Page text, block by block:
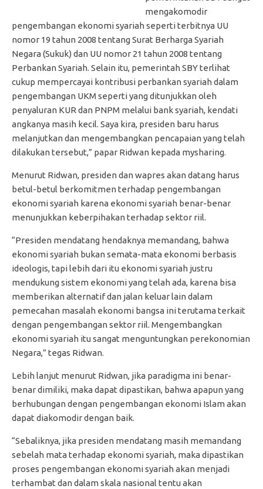
mengakomodir
pengembangan ekonomi syariah seperti terbitnya UU
nomor 19 tahun 2008 tentang Surat Berharga Syariah
Negara (Sukuk) dan UU nomor 21 tahun 2008 tentang
Perbankan Syariah. Selain itu, pemerintah SBY terlihat
cukup mempercayai kontribusi perbankan syariah dalam
pengembangan UKM seperti yang ditunjukkan oleh
penyaluran KUR dan PNPM melalui bank syariah, kendati
angkanya masih kecil. Saya kira, presiden baru harus
melanjutkan dan mengembangkan pencapaian yang telah
dilakukan tersebut,” papar Ridwan kepada mysharing.
Menurut Ridwan, presiden dan wapres akan datang harus
betul-betul berkomitmen terhadap pengembangan
ekonomi syariah karena ekonomi syariah benar-benar
menunjukkan keberpihakan terhadap sektor riil.
“Presiden mendatang hendaknya memandang, bahwa
ekonomi syariah bukan semata-mata ekonomi berbasis
ideologis, tapi lebih dari itu ekonomi syariah justru
mendukung sistem ekonomi yang telah ada, karena bisa
memberikan alternatif dan jalan keluar lain dalam
pemecahan masalah ekonomi bangsa ini terutama terkait
dengan pengembangan sektor riil. Mengembangkan
ekonomi syariah itu sangat menguntungkan perekonomian
Negara,” tegas Ridwan.
Lebih lanjut menurut Ridwan, jika paradigma ini benar-
benar dimiliki, maka dapat dipastikan, bahwa apapun yang
berhubungan dengan pengembangan ekonomi Islam akan
dapat diakomodir dengan baik.
“Sebaliknya, jika presiden mendatang masih memandang
sebelah mata terhadap ekonomi syariah, maka dipastikan
proses pengembangan ekonomi syariah akan menjadi
terhambat dan dalam skala nasional tentu akan